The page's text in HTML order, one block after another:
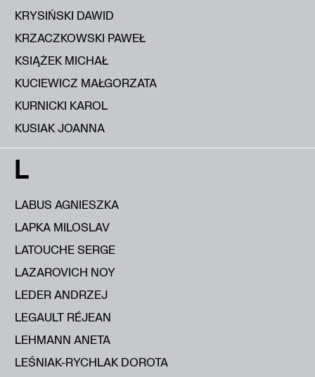
KRYSIŃSKI DAWID
KRZACZKOWSKI PAWEŁ
KSIĄŻEK MICHAŁ
KUCIEWICZ MAŁGORZATA
KURNICKI KAROL
KUSIAK JOANNA
L
LABUS AGNIESZKA
LAPKA MILOSLAV
LATOUCHE SERGE
LAZAROVICH NOY
LEDER ANDRZEJ
LEGAULT RÉJEAN
LEHMANN ANETA
LEŚNIAK-RYCHLAK DOROTA